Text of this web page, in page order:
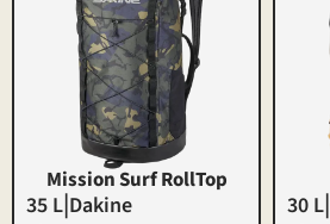
Mission Surf RollTop
35 L|Dakine 30 L|